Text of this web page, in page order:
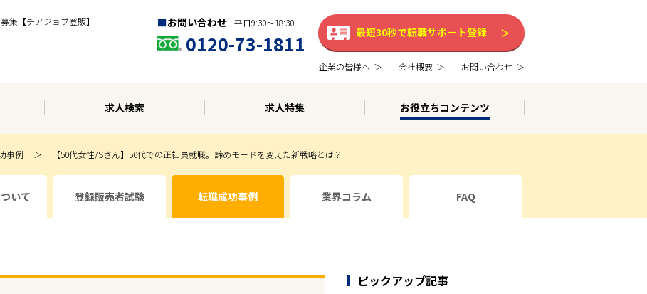
集【チアジョブ登販】 お問い合わせ 平日9:30〜18:30
0120-73-1811 最短30秒で転職サポート登録
企業の皆様へ 会社概要 お問い合わせ
求人検索 求人特集 お役立ちコンテンツ
事例 【50代女性/Sさん】50代での正社員就職。諦めモードを変えた新戦略とは？
いて 登録販売者試験 転職成功事例 業界コラム FAQ
ピックアップ記事